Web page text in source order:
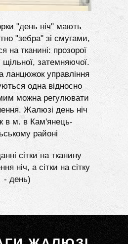
"день ніч" мають
"зебра" зі смугами,
на тканині: прозорої
щільної, затемняючої.
ланцюжок управління
одна відносно
можна регулювати
Жалюзі день ніч
в м. в Кам'янець-
районі
сітки на тканину
ніч, а сітки на сітку
- день)